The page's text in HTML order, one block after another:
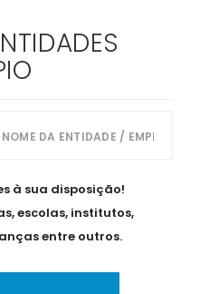
à sua disposição!
escolas, institutos,
entre outros.